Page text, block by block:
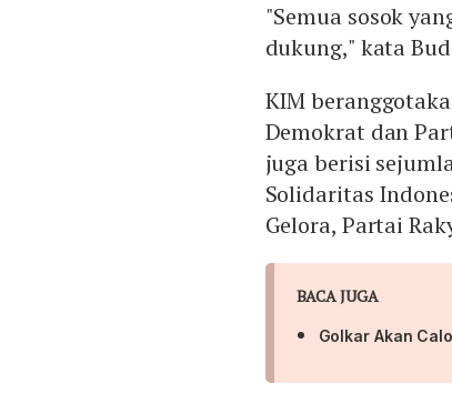
"Semua sosok
dukung," kata
KIM
Demokrat dan
juga berisi
Solidaritas
Gelora, Partai
BACA JUGA
Golkar Akan